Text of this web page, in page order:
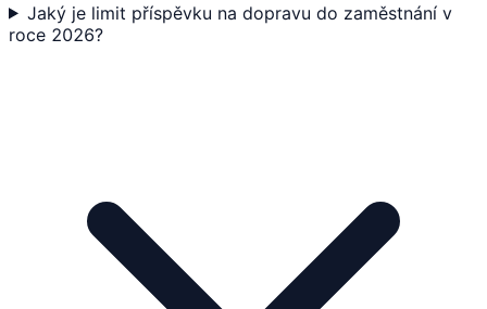
Jaký je limit příspěvku na dopravu do zaměstnání v
roce 2026?